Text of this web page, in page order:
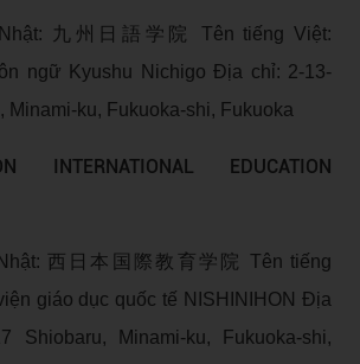
九州日語学院 Tên tiếng Việt:
ngữ Kyushu Nichigo Địa chỉ: 2-13-
Minami-ku, Fukuoka-shi, Fukuoka
INTERNATIONAL EDUCATION
西日本国際教育学院 Tên tiếng
giáo dục quốc tế NISHINIHON Địa
Shiobaru, Minami-ku, Fukuoka-shi,